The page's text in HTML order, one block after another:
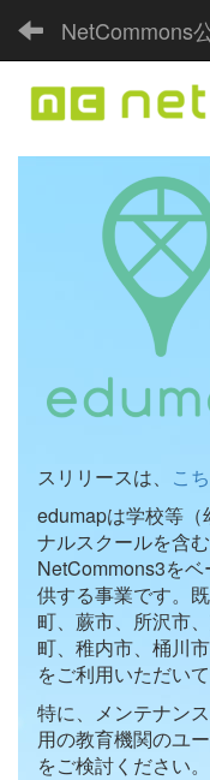
NetCommons
スリリースは、 こ
edumapは学校等（
ナルスクールを含
NetCommons3を
供する事業です。
町、蕨市、所沢市
町、稚内市、桶川
をご利用いただいて
特に、メンテナン
用の教育機関のユ
をご検討ください。